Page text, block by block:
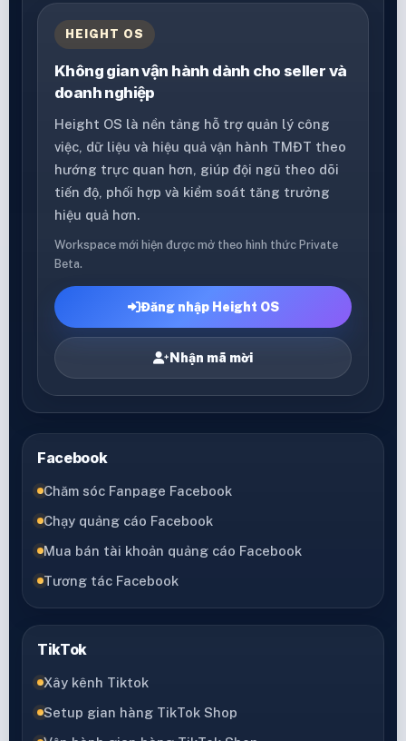
HEIGHT OS
Không gian vận hành dành cho seller và
doanh nghiệp
Height OS là nền tảng hỗ trợ quản lý công
việc, dữ liệu và hiệu quả vận hành TMĐT theo
hướng trực quan hơn, giúp đội ngũ theo dõi
tiến độ, phối hợp và kiểm soát tăng trưởng
hiệu quả hơn.
Workspace mới hiện được mở theo hình thức Private
Beta.
Đăng nhập Height OS
Nhận mã mời
Facebook
Chăm sóc Fanpage Facebook
Chạy quảng cáo Facebook
Mua bán tài khoản quảng cáo Facebook
Tương tác Facebook
TikTok
Xây kênh Tiktok
Setup gian hàng TikTok Shop